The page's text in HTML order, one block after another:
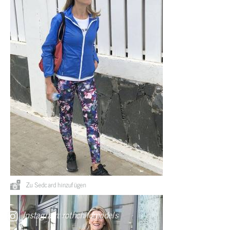
Zu Sedcard hinzufügen
Instagram: rothchildmodels